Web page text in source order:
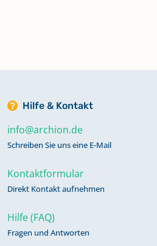
Hilfe & Kontakt
info@archion.de
Schreiben Sie uns eine E-Mail
Kontaktformular
Direkt Kontakt aufnehmen
Hilfe (FAQ)
Fragen und Antworten